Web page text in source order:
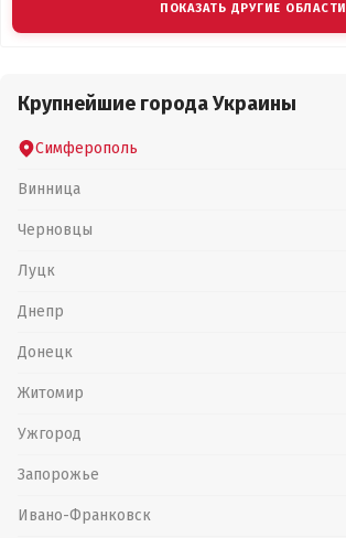
ПОКАЗАТЬ ДРУГИЕ ОБЛАСТИ
Крупнейшие города Украины
Симферополь
Винница
Черновцы
Луцк
Днепр
Донецк
Житомир
Ужгород
Запорожье
Ивано-Франковск